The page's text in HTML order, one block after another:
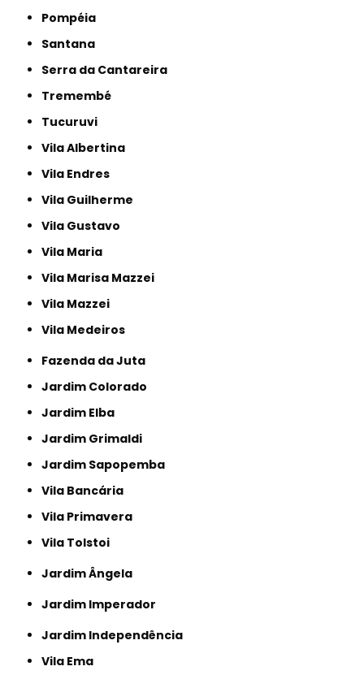
Pompéia
Santana
Serra da Cantareira
Tremembé
Tucuruvi
Vila Albertina
Vila Endres
Vila Guilherme
Vila Gustavo
Vila Maria
Vila Marisa Mazzei
Vila Mazzei
Vila Medeiros
Fazenda da Juta
Jardim Colorado
Jardim Elba
Jardim Grimaldi
Jardim Sapopemba
Vila Bancária
Vila Primavera
Vila Tolstoi
Jardim Ângela
Jardim Imperador
Jardim Independência
Vila Ema